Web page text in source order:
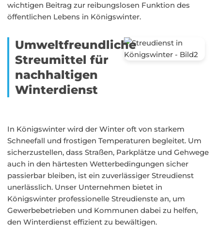
wichtigen Beitrag zur reibungslosen Funktion des
öffentlichen Lebens in Königswinter.
Umweltfreundliche
Streumittel für
nachhaltigen
Winterdienst
In Königswinter wird der Winter oft von starkem
Schneefall und frostigen Temperaturen begleitet. Um
sicherzustellen, dass Straßen, Parkplätze und Gehwege
auch in den härtesten Wetterbedingungen sicher
passierbar bleiben, ist ein zuverlässiger Streudienst
unerlässlich. Unser Unternehmen bietet in
Königswinter professionelle Streudienste an, um
Gewerbebetrieben und Kommunen dabei zu helfen,
den Winterdienst effizient zu bewältigen.